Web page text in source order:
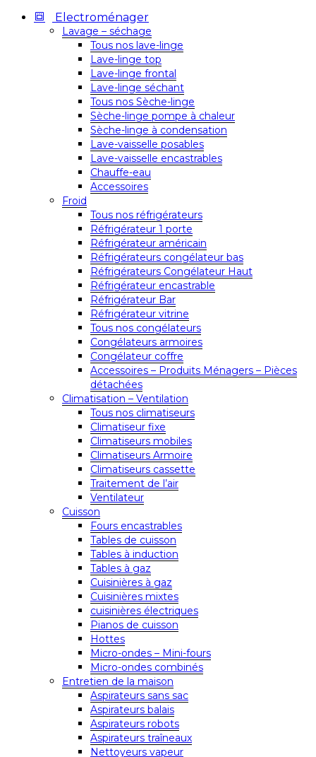
Electroménager
Lavage – séchage
Tous nos lave-linge
Lave-linge top
Lave-linge frontal
Lave-linge séchant
Tous nos Sèche-linge
Sèche-linge pompe à chaleur
Sèche-linge à condensation
Lave-vaisselle posables
Lave-vaisselle encastrables
Chauffe-eau
Accessoires
Froid
Tous nos réfrigérateurs
Réfrigérateur 1 porte
Réfrigérateur américain
Réfrigérateurs congélateur bas
Réfrigérateurs Congélateur Haut
Réfrigérateur encastrable
Réfrigérateur Bar
Réfrigérateur vitrine
Tous nos congélateurs
Congélateurs armoires
Congélateur coffre
Accessoires – Produits Ménagers – Pièces
détachées
Climatisation – Ventilation
Tous nos climatiseurs
Climatiseur fixe
Climatiseurs mobiles
Climatiseurs Armoire
Climatiseurs cassette
Traitement de l’air
Ventilateur
Cuisson
Fours encastrables
Tables de cuisson
Tables à induction
Tables à gaz
Cuisinières à gaz
Cuisinières mixtes
cuisinières électriques
Pianos de cuisson
Hottes
Micro-ondes – Mini-fours
Micro-ondes combinés
Entretien de la maison
Aspirateurs sans sac
Aspirateurs balais
Aspirateurs robots
Aspirateurs traîneaux
Nettoyeurs vapeur